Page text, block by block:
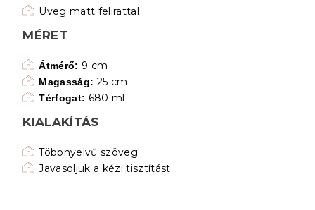
Üveg matt felirattal
MÉRET
Átmérő: 9 cm
Magasság: 25 cm
Térfogat: 680 ml
KIALAKÍTÁS
Többnyelvű szöveg
Javasoljuk a kézi tisztítást